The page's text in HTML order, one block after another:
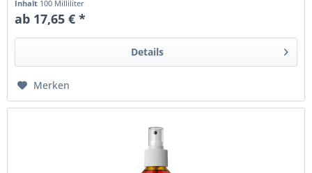
Inhalt 100 Milliliter
ab 17,65 € *
Details
Merken